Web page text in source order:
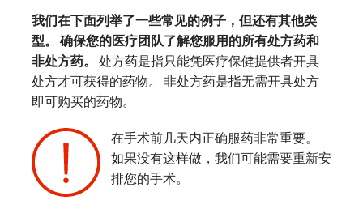
我们在下面列举了一些常见的例子，但还有其他类
型。 确保您的医疗团队了解您服用的所有处方药和
非处方药。
处方药是指只能凭医疗保健提供者开具
处方才可获得的药物。 非处方药是指无需开具处方
即可购买的药物。
在手术前几天内正确服药非常重要。
如果没有这样做，我们可能需要重新安
排您的手术。